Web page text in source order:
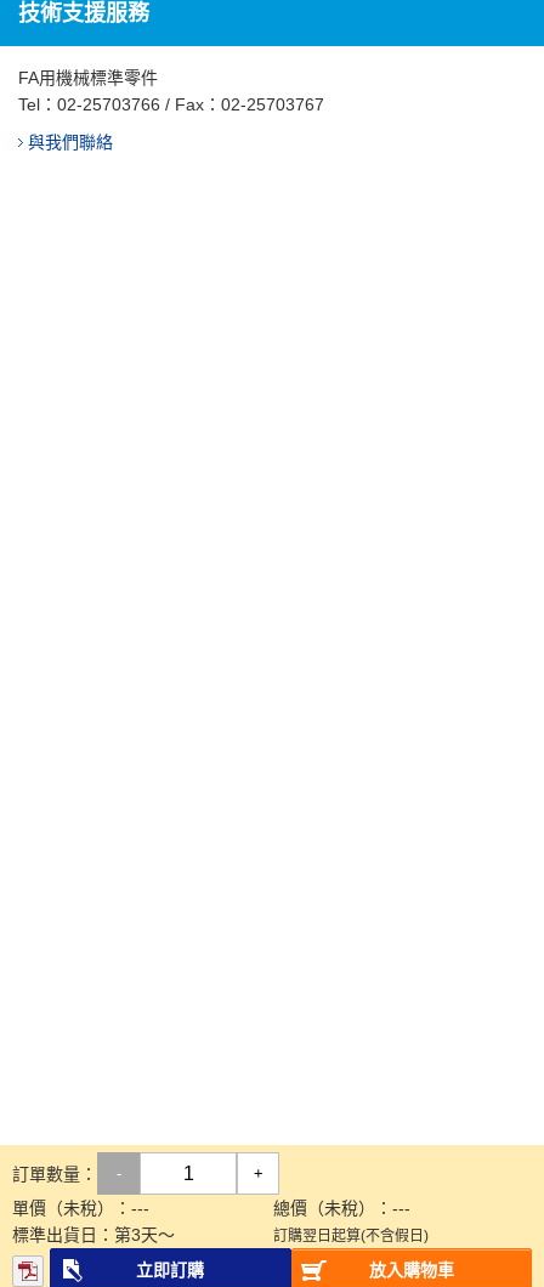
技術支援服務
FA用機械標準零件
Tel： 02-25703766 / Fax：02-25703767
與我們聯絡
訂單數量： - +
單價（未稅）： --- 總價（未稅）： ---
標準出貨日： 第3天～ 訂購翌日起算(不含假日)
立即訂購 放入購物車